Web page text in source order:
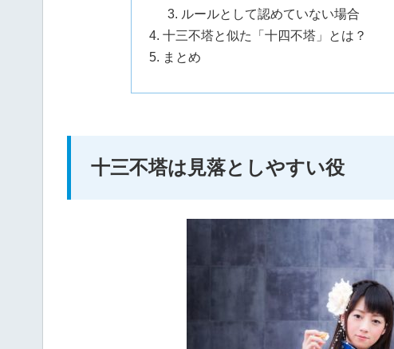
ルールとして認めていない場合
十三不塔と似た「十四不塔」とは？
まとめ
十三不塔は見落としやすい役